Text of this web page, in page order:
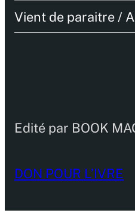
Vient de paraitre /
Edité par BOOK
DON POUR L’IVRE